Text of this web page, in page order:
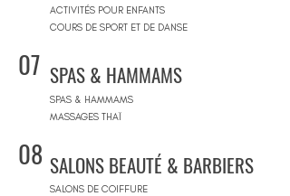
ACTIVITÉS POUR ENFANTS
COURS DE SPORT ET DE DANSE
07 SPAS & HAMMAMS
SPAS & HAMMAMS
MASSAGES THAÏ
08 SALONS BEAUTÉ & BARBIERS
SALONS DE COIFFURE